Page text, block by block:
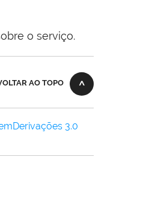
o serviço.
AO TOPO
3.0